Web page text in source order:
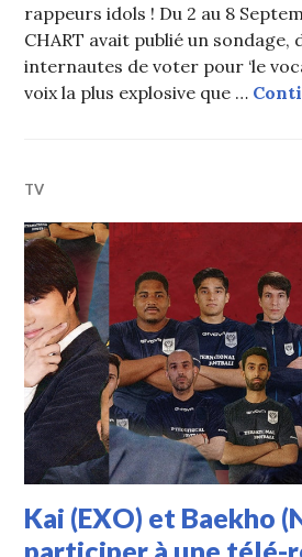
rappeurs idols ! Du 2 au 8
CHART avait publié un sondage,
internautes de voter pour ‘le
voix la plus explosive que …
TV
Kai (EXO) et Baekho